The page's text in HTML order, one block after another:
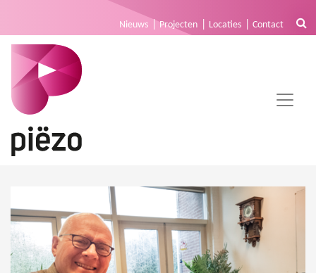
Nieuws Projecten Locaties Contact